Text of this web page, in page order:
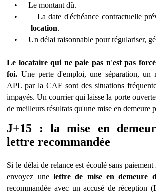
•
Le montant dû.
•
La date d'échéance contractuelle
location.
•
Un délai raisonnable pour régulariser,
Le locataire qui ne paie pas n'est pas
foi. Une perte d'emploi, une séparation, un
APL par la CAF sont des situations
impayés. Un courrier qui laisse la porte
de meilleurs résultats qu'une mise en demeure
J+15 : la mise en
lettre recommandée
Si le délai de relance est écoulé sans
envoyez unelettre de mise en demeure
recommandée avec un accusé de réception